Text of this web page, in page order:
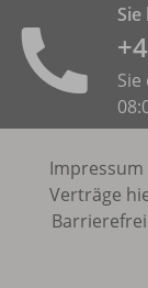
Impressum
Verträge